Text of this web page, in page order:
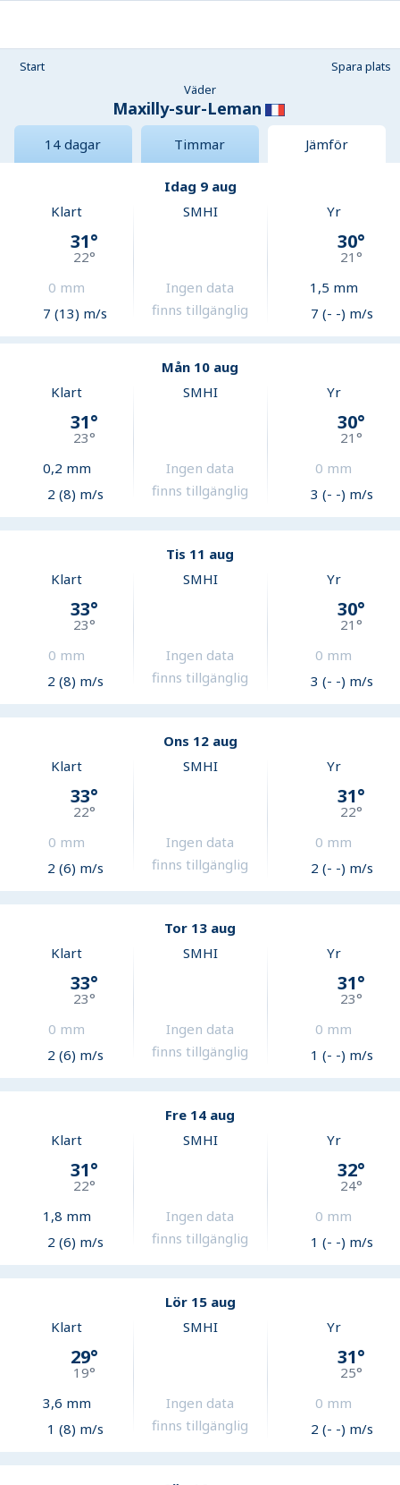
Start
Spara plats
Väder
Maxilly-sur-Leman
14 dagar Timmar Jämför
Idag 9 aug
Klart
31°
22°
0 mm
7 (13) m/s
SMHI
Ingen data
finns tillgänglig
Yr
30°
21°
1,5 mm
7 (- -) m/s
Mån 10 aug
Klart
31°
23°
0,2 mm
2 (8) m/s
SMHI
Ingen data
finns tillgänglig
Yr
30°
21°
0 mm
3 (- -) m/s
Tis 11 aug
Klart
33°
23°
0 mm
2 (8) m/s
SMHI
Ingen data
finns tillgänglig
Yr
30°
21°
0 mm
3 (- -) m/s
Ons 12 aug
Klart
33°
22°
0 mm
2 (6) m/s
SMHI
Ingen data
finns tillgänglig
Yr
31°
22°
0 mm
2 (- -) m/s
Tor 13 aug
Klart
33°
23°
0 mm
2 (6) m/s
SMHI
Ingen data
finns tillgänglig
Yr
31°
23°
0 mm
1 (- -) m/s
Fre 14 aug
Klart
31°
22°
1,8 mm
2 (6) m/s
SMHI
Ingen data
finns tillgänglig
Yr
32°
24°
0 mm
1 (- -) m/s
Lör 15 aug
Klart
29°
19°
3,6 mm
1 (8) m/s
SMHI
Ingen data
finns tillgänglig
Yr
31°
25°
0 mm
2 (- -) m/s